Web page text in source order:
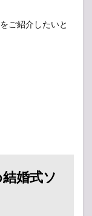
ご紹介したいと
婚式ソ